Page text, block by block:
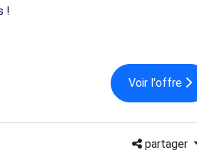
!
Voir l'offre
partager